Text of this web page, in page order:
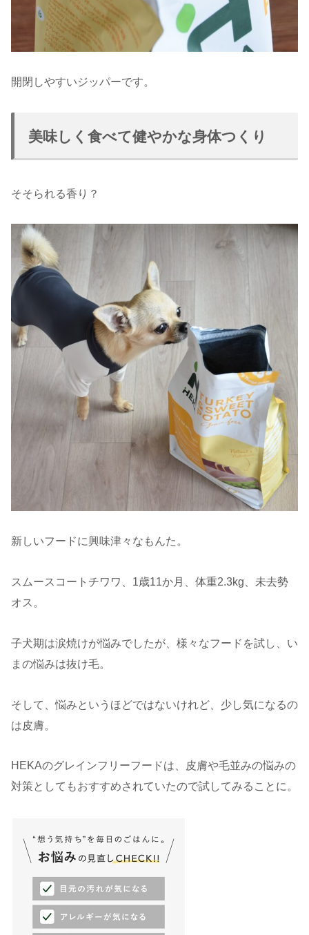
開閉しやすいジッパーです。
美味しく食べて健やかな身体つくり
そそられる香り？
新しいフードに興味津々なもんた。
スムースコートチワワ、1歳11か月、体重2.3kg、未去勢
オス。
子犬期は涙焼けが悩みでしたが、様々なフードを試し、い
まの悩みは抜け毛。
そして、悩みというほどではないけれど、少し気になるの
は皮膚。
HEKAのグレインフリーフードは、皮膚や毛並みの悩みの
対策としてもおすすめされていたので試してみることに。